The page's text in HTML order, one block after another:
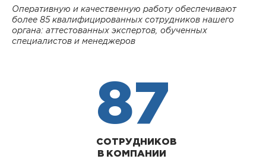
Оперативную и качественную работу обеспечивают
более 85 квалифицированных сотрудников нашего
органа: аттестованных экспертов, обученных
специалистов и менеджеров
87
СОТРУДНИКОВ
В КОМПАНИИ